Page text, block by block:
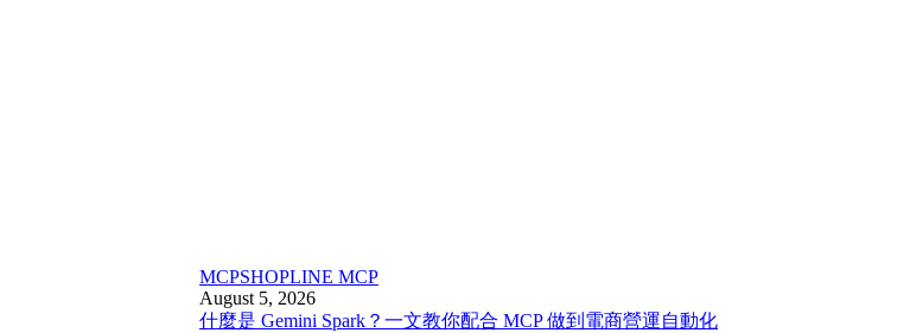
MCPSHOPLINE MCP
August 5, 2026
什麼是 Gemini Spark？一文教你配合 MCP 做到電商營運自動化